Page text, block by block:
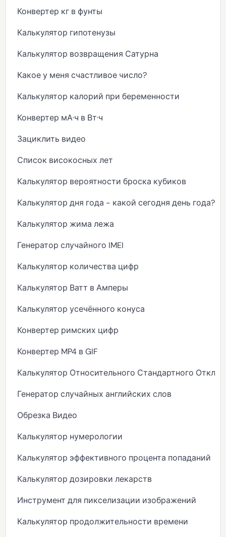
Конвертер кг в фунты
Калькулятор гипотенузы
Калькулятор возвращения Сатурна
Какое у меня счастливое число?
Калькулятор калорий при беременности
Конвертер мА·ч в Вт·ч
Зациклить видео
Список високосных лет
Калькулятор вероятности броска кубиков
Калькулятор дня года - какой сегодня день года?
Калькулятор жима лежа
Генератор случайного IMEI
Калькулятор количества цифр
Калькулятор Ватт в Амперы
Калькулятор усечённого конуса
Конвертер римских цифр
Конвертер MP4 в GIF
Калькулятор Относительного Стандартного
Генератор случайных английских слов
Обрезка Видео
Калькулятор нумерологии
Калькулятор эффективного процента попаданий
Калькулятор дозировки лекарств
Инструмент для пикселизации изображений
Калькулятор продолжительности времени